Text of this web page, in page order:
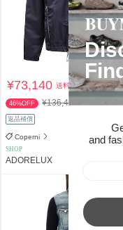
¥73,140送料込
46%OFF ¥136,410
返品補償
Coperni
SHOP
ADORELUX